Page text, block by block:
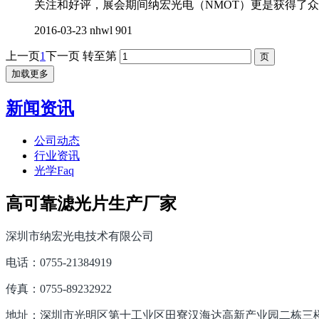
关注和好评，展会期间纳宏光电（NMOT）更是获得了众
2016-03-23 nhwl 901
上一页1下一页 转至第
加载更多
新闻资讯
公司动态
行业资讯
光学Faq
高可靠滤光片生产厂家
深圳市纳宏光电技术有限公司
电话：0755-21384919
传真：0755-89232922
地址：深圳市光明区第十工业区田寮汉海达高新产业园二栋三